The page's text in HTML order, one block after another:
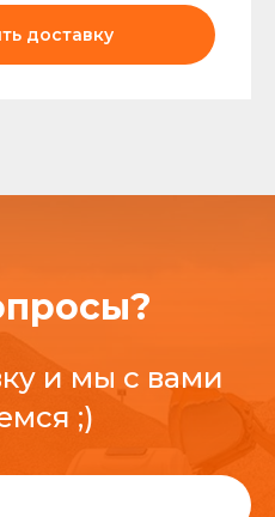
доставку
и мы с вами
;)